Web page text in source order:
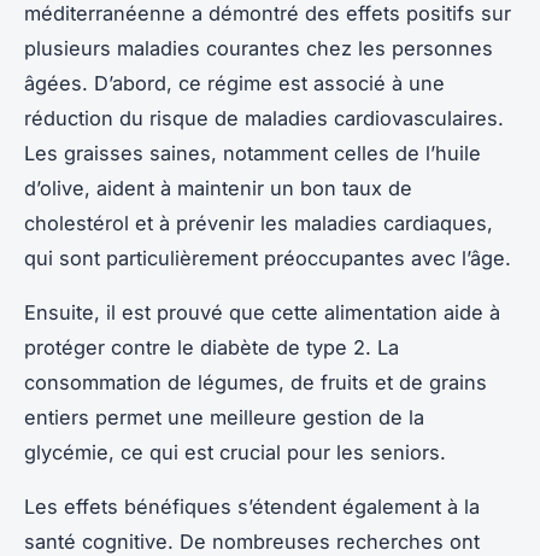
méditerranéenne a démontré des effets positifs sur
plusieurs maladies courantes chez les personnes
âgées. D’abord, ce régime est associé à une
réduction du risque de maladies cardiovasculaires.
Les graisses saines, notamment celles de l’huile
d’olive, aident à maintenir un bon taux de
cholestérol et à prévenir les maladies cardiaques,
qui sont particulièrement préoccupantes avec l’âge.
Ensuite, il est prouvé que cette alimentation aide à
protéger contre le diabète de type 2. La
consommation de légumes, de fruits et de grains
entiers permet une meilleure gestion de la
glycémie, ce qui est crucial pour les seniors.
Les effets bénéfiques s’étendent également à la
santé cognitive. De nombreuses recherches ont